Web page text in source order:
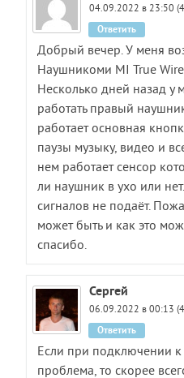
04.09.2022 в 23:50 (4
Добрый вечер. У меня
Наушникоми MI True
Несколько дней назад у
работать правый
работает основная
паузы музыку, видео и
нем работает сенсор
ли наушник в ухо или
сигналов не подаёт.
может быть и как это
спасибо.
Ответить
Сергей
06.09.2022 в 00:13 (4
Если при подключении к
проблема, то скорее
Ответить